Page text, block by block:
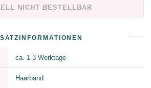
NICHT BESTELLBAR
ca. 1-3 Werktage
Haarband